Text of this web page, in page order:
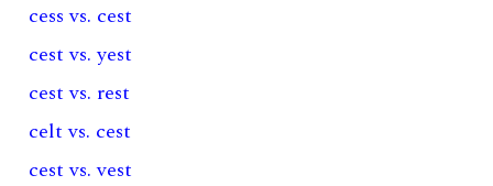
cess vs. cest
cest vs. yest
cest vs. rest
celt vs. cest
cest vs. vest